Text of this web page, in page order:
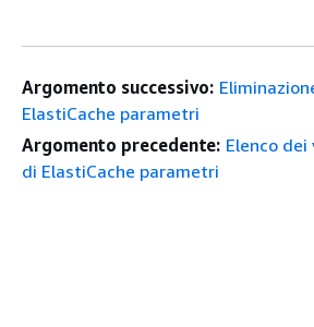
Argomento successivo:
ElastiCache parametri
Argomento precedente: Elenco
di ElastiCache parametri